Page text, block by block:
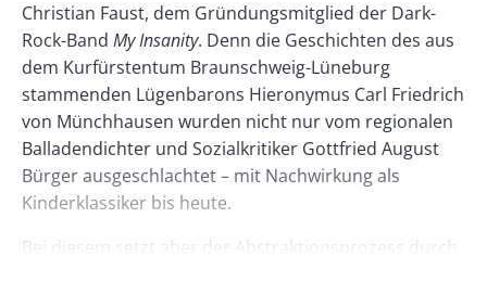
Christian Faust, dem Gründungsmitglied der Dark-
Rock-Band My Insanity. Denn die Geschichten des aus
dem Kurfürstentum Braunschweig-Lüneburg
stammenden Lügenbarons Hieronymus Carl Friedrich
von Münchhausen wurden nicht nur vom regionalen
Balladendichter und Sozialkritiker Gottfried August
Bürger ausgeschlachtet – mit Nachwirkung als
Kinderklassiker bis heute.
Bei diesem setzt aber der Abstraktionsprozess durch